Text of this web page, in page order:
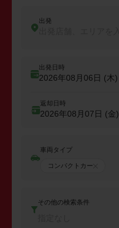
出発
出発日時
2026年08月06日 (木)
返却日時
2026年08月07日 (金)
車両タイプ
コンパクトカー
その他の検索条件